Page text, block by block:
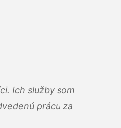
Ich služby som
prácu za